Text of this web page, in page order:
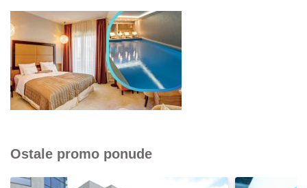
Ostale promo ponude